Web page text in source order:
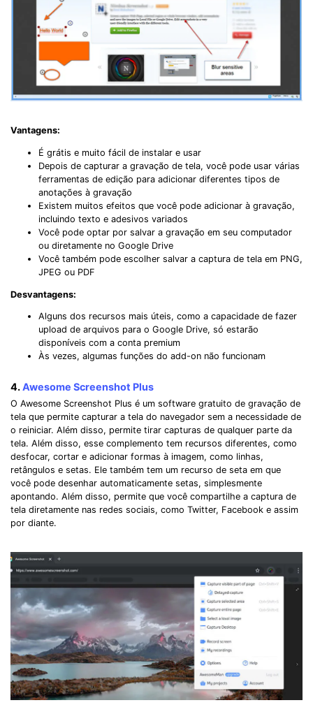
Vantagens:
É grátis e muito fácil de instalar e usar
Depois de capturar a gravação de tela, você pode usar várias
ferramentas de edição para adicionar diferentes tipos de
anotações à gravação
Existem muitos efeitos que você pode adicionar à gravação,
incluindo texto e adesivos variados
Você pode optar por salvar a gravação em seu computador
ou diretamente no Google Drive
Você também pode escolher salvar a captura de tela em PNG,
JPEG ou PDF
Desvantagens:
Alguns dos recursos mais úteis, como a capacidade de fazer
upload de arquivos para o Google Drive, só estarão
disponíveis com a conta premium
Às vezes, algumas funções do add-on não funcionam
4.Awesome Screenshot Plus
O Awesome Screenshot Plus é um software gratuito de gravação de
tela que permite capturar a tela do navegador sem a necessidade de
o reiniciar. Além disso, permite tirar capturas de qualquer parte da
tela. Além disso, esse complemento tem recursos diferentes, como
desfocar, cortar e adicionar formas à imagem, como linhas,
retângulos e setas. Ele também tem um recurso de seta em que
você pode desenhar automaticamente setas, simplesmente
apontando. Além disso, permite que você compartilhe a captura de
tela diretamente nas redes sociais, como Twitter, Facebook e assim
por diante.